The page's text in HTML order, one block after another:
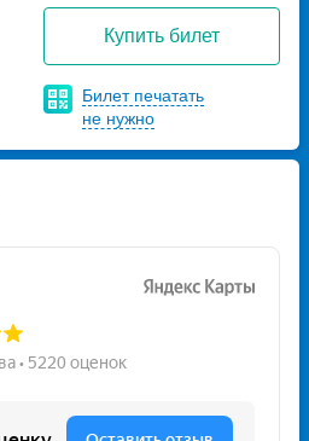
Купить билет
Билет печатать
не нужно